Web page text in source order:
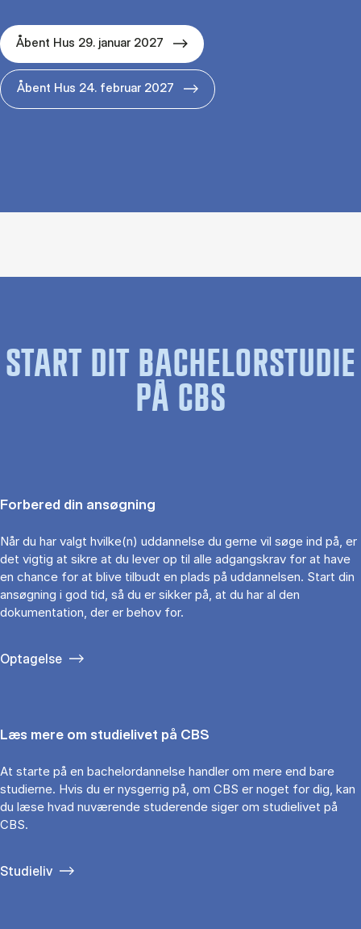
Åbent Hus 29. januar 2027
Åbent Hus 24. februar 2027
START DIT BACHELORSTUDIE
PÅ CBS
Forbered din ansøgning
Når du har valgt hvilke(n) uddannelse du gerne vil søge ind på, er
det vigtig at sikre at du lever op til alle adgangskrav for at have
en chance for at blive tilbudt en plads på uddannelsen. Start din
ansøgning i god tid, så du er sikker på, at du har al den
dokumentation, der er behov for.
Optagelse
Læs mere om studielivet på CBS
At starte på en bachelordannelse handler om mere end bare
studierne. Hvis du er nysgerrig på, om CBS er noget for dig, kan
du læse hvad nuværende studerende siger om studielivet på
CBS.
Studieliv